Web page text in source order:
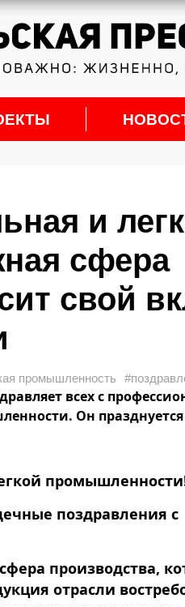
и
сфера
свой
промышленность
всех с
Он
поздравления с
производства,
отрасли